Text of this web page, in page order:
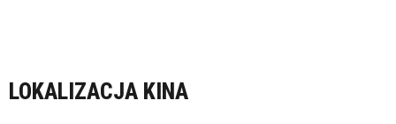
LOKALIZACJA KINA